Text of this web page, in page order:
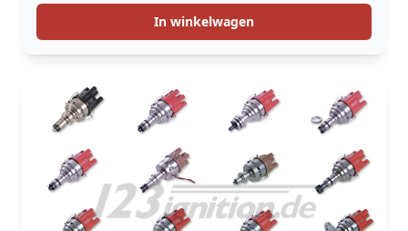
In winkelwagen